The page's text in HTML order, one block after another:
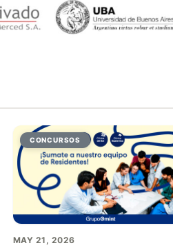
CONCURSOS
MAY 21, 2026